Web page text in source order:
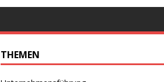
THEMEN